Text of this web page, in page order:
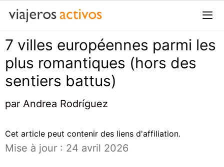
Passer
contenu
7 villes européennes parmi les
plus romantiques (hors des
sentiers battus)
par Andrea Rodríguez
Cet article peut contenir des liens d'affiliation.
Mise à jour : 24 avril 2026